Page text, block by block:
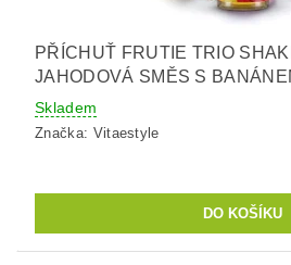
PŘÍCHUŤ FRUTIE TRIO
JAHODOVÁ SMĚS S
Skladem
Značka: Vitaestyle